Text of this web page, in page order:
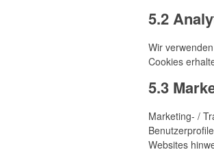
5.2
Wir
Cookies
5.3
Marketing- /
Websites